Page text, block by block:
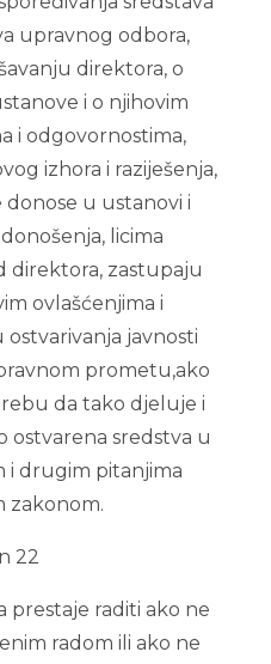
upravnog odbora,
direktora, o
i o njihovim
i odgovornostima,
izhora i raziješenja,
u ustanovi i
licima
direktora, zastupaju
ovlašćenjima i
javnosti
prometu,ako
da tako djeluje i
ostvarena sredstva u
i drugim pitanjima
zakonom.
22
prestaje raditi ako ne
radom ili ako ne